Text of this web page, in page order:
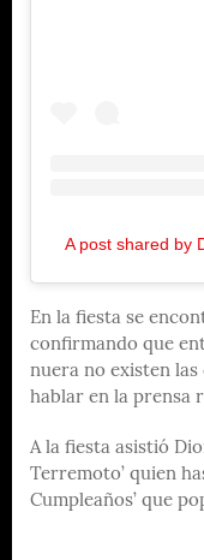
A post shared by
En la fiesta se
confirmando que
nuera no existen
hablar en la prensa
A la fiesta asistió
Terremoto’ quien
Cumpleaños’ que